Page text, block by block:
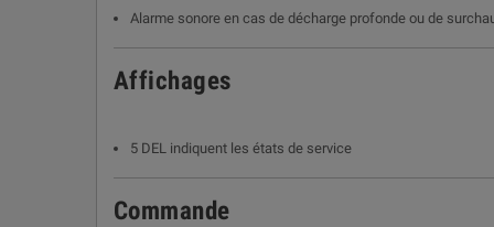
Alarme sonore en cas de décharge profonde ou de
Affichages
5 DEL indiquent les états de service
Commande